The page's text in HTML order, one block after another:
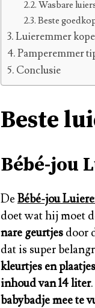
Wasbare
Beste
Luieremmer
Pamperemmer
Conclusie
Beste
Bébé-jou
De Bébé-jou
doet wat hij moet
nare geurtjes door
dat is super
kleurtjes en plaatjes
inhoud van 14 liter
babybadje mee te